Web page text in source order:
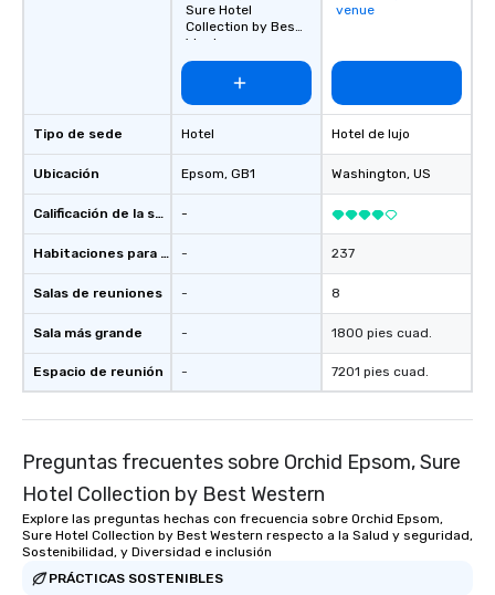
Tipo de sede
Ubicación
Calificación de la sede
Habitaciones para huéspedes
Salas de reuniones
Sala más grande
Espacio de reunión
Sure Hotel
Collection by Best
Western
Hotel
Epsom, GB1
-
-
-
-
-
venue
Hotel de lujo
Washington, US
237
8
1800 pies cuad.
7201 pies cuad.
Preguntas frecuentes sobre Orchid Epsom, Sure
Hotel Collection by Best Western
Explore las preguntas hechas con frecuencia sobre Orchid Epsom,
Sure Hotel Collection by Best Western respecto a la Salud y seguridad,
Sostenibilidad, y Diversidad e inclusión
PRÁCTICAS SOSTENIBLES